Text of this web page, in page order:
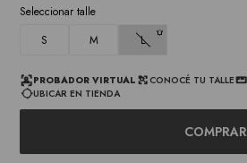
Seleccionar talle
S
M L
PROBADOR VIRTUAL CONOCÉ TU TALLE
UBICAR EN TIENDA
COMPRAR